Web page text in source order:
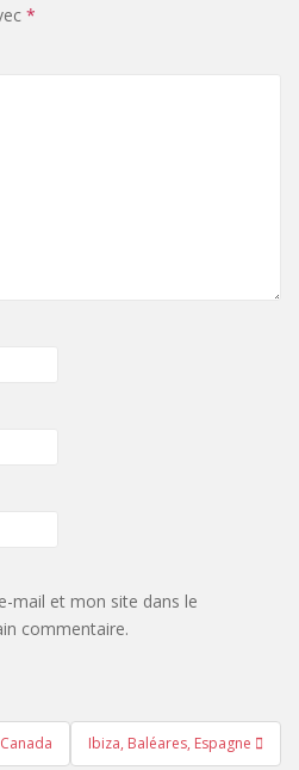
*
mail et mon site dans le
commentaire.
Ibiza, Baléares, Espagne